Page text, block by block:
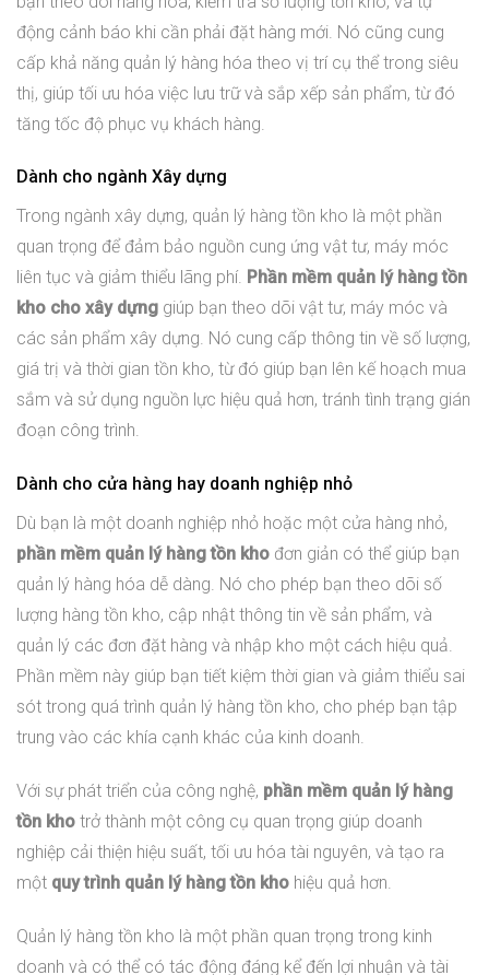
động cảnh báo khi cần phải đặt hàng mới. Nó cũng cung
cấp khả năng quản lý hàng hóa theo vị trí cụ thể trong siêu
thị, giúp tối ưu hóa việc lưu trữ và sắp xếp sản phẩm, từ đó
tăng tốc độ phục vụ khách hàng.
Dành cho ngành Xây dựng
Trong ngành xây dựng, quản lý hàng tồn kho là một phần
quan trọng để đảm bảo nguồn cung ứng vật tư, máy móc
liên tục và giảm thiểu lãng phí. Phần mềm quản lý hàng tồn
kho cho xây dựng giúp bạn theo dõi vật tư, máy móc và
các sản phẩm xây dựng. Nó cung cấp thông tin về số lượng,
giá trị và thời gian tồn kho, từ đó giúp bạn lên kế hoạch mua
sắm và sử dụng nguồn lực hiệu quả hơn, tránh tình trạng gián
đoạn công trình.
Dành cho cửa hàng hay doanh nghiệp nhỏ
Dù bạn là một doanh nghiệp nhỏ hoặc một cửa hàng nhỏ,
phần mềm quản lý hàng tồn kho đơn giản có thể giúp bạn
quản lý hàng hóa dễ dàng. Nó cho phép bạn theo dõi số
lượng hàng tồn kho, cập nhật thông tin về sản phẩm, và
quản lý các đơn đặt hàng và nhập kho một cách hiệu quả.
Phần mềm này giúp bạn tiết kiệm thời gian và giảm thiểu sai
sót trong quá trình quản lý hàng tồn kho, cho phép bạn tập
trung vào các khía cạnh khác của kinh doanh.
Với sự phát triển của công nghệ, phần mềm quản lý hàng
tồn kho trở thành một công cụ quan trọng giúp doanh
nghiệp cải thiện hiệu suất, tối ưu hóa tài nguyên, và tạo ra
một quy trình quản lý hàng tồn kho hiệu quả hơn.
Quản lý hàng tồn kho là một phần quan trọng trong kinh
doanh và có thể có tác động đáng kể đến lợi nhuận và tài